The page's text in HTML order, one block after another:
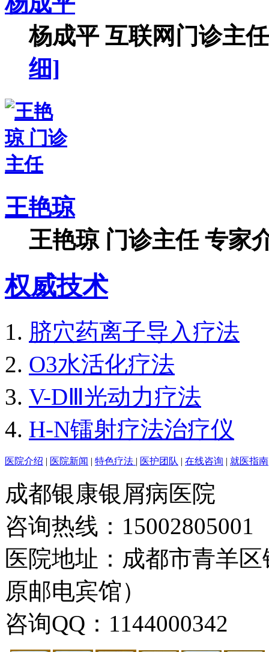
杨成平 互联网门诊主
细]
王艳琼
王艳琼 门诊主任 专家
权威技术
脐穴药离子导入疗法
O3水活化疗法
V-DⅢ光动力疗法
H-N镭射疗法治疗仪
医院介绍 | 医院新闻 | 特色疗法 | 医护团队 | 在线咨询 | 就医指南
成都银康银屑病医院
咨询热线：15002805001
医院地址：成都市青羊
原邮电宾馆）
咨询QQ：1144000342